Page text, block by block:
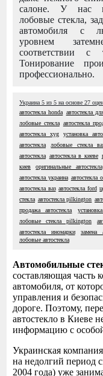
салоне. У нас
лобовые стекла,
автомобиля с
уровнем
соответствии с
Тонирование
профессионально.
Украина 5 из 5 на основе 27
автостекла honda автостекла
лобовые стекла автостекла
автостекла xyg
установка
автостекла
лобовые стекла
автостекла автостекла в киеве
киев
оригинальные автостекла
автостекла украина автостекла
автостекла ваз автостекла ford
стекла автостекла pilkington
продажа автостекла
лобовые стекла pilkington
автостекла иномарки
замена
лобовые автостекла
Автомобильные
составляющая часть
автомобиля, от
управления и
дороге. Поэтому,
автостекло в Киеве
информацию с
Украинская
на недолгий период
2004 года) уже